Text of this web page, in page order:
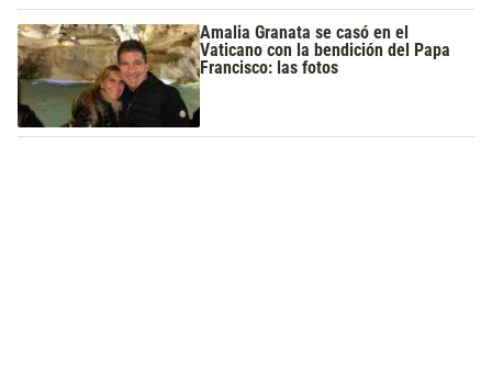
Amalia Granata se casó en el
Vaticano con la bendición del Papa
Francisco: las fotos